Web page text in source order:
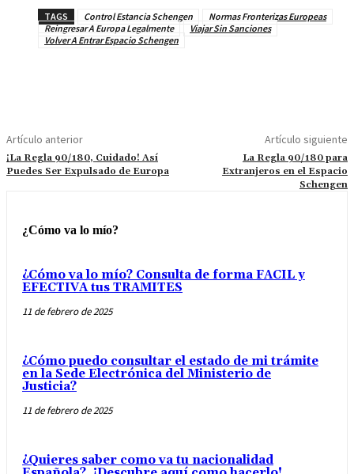
TAGS Control Estancia Schengen
Normas Fronterizas Europeas
Reingresar A Europa Legalmente
Viajar Sin Sanciones
Volver A Entrar Espacio Schengen
Artículo anterior
¡La Regla 90/180, Cuidado! Así
Puedes Ser Expulsado de Europa
Artículo siguiente
La Regla 90/180 para
Extranjeros en el Espacio
Schengen
¿Cómo va lo mío?
¿Cómo va lo mío? Consulta de forma FACIL y
EFECTIVA tus TRAMITES
11 de febrero de 2025
¿Cómo puedo consultar el estado de mi trámite
en la Sede Electrónica del Ministerio de
Justicia?
11 de febrero de 2025
¿Quieres saber como va tu nacionalidad